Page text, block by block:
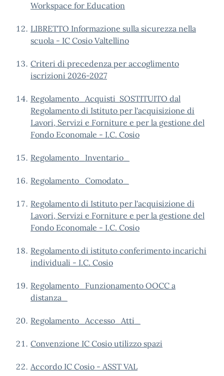
Workspace for Education
LIBRETTO Informazione sulla sicurezza nella
scuola - IC Cosio Valtellino
Criteri di precedenza per accoglimento
iscrizioni 2026-2027
Regolamento_Acquisti SOSTITUITO dal
Regolamento di Istituto per l'acquisizione di
Lavori, Servizi e Forniture e per la gestione del
Fondo Economale - I.C. Cosio
Regolamento_Inventario_
Regolamento_Comodato_
Regolamento di Istituto per l'acquisizione di
Lavori, Servizi e Forniture e per la gestione del
Fondo Economale - I.C. Cosio
Regolamento di istituto conferimento incarichi
individuali - I.C. Cosio
Regolamento_Funzionamento OOCC a
distanza_
Regolamento_Accesso_Atti_
Convenzione IC Cosio utilizzo spazi
Accordo IC Cosio - ASST VAL